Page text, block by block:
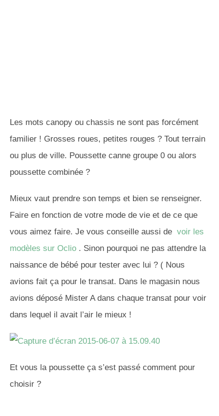
Les mots canopy ou chassis ne sont pas forcément
familier ! Grosses roues, petites rouges ? Tout terrain
ou plus de ville. Poussette canne groupe 0 ou alors
poussette combinée ?
Mieux vaut prendre son temps et bien se renseigner.
Faire en fonction de votre mode de vie et de ce que
vous aimez faire. Je vous conseille aussi de voir les
modèles sur Oclio . Sinon pourquoi ne pas attendre la
naissance de bébé pour tester avec lui ? ( Nous
avions fait ça pour le transat. Dans le magasin nous
avions déposé Mister A dans chaque transat pour voir
dans lequel il avait l’air le mieux !
Et vous la poussette ça s’est passé comment pour
choisir ?